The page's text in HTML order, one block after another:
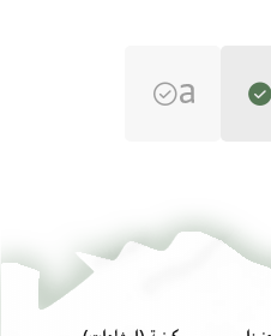
Palestine During the
تكبير و تدوير